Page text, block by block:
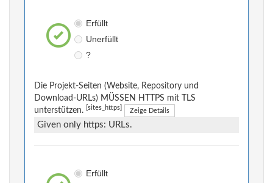
Erfüllt
Unerfüllt
?
Die Projekt-Seiten (Website, Repository und
Download-URLs) MÜSSEN HTTPS mit TLS
unterstützen.
[sites_https] Zeige Details
Given only https: URLs.
Erfüllt